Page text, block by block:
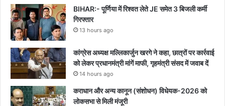
BIHAR:- पूर्णिया में रिश्वत लेते JE समेत 3 बिजली कर्मी
गिरफ्तार
13 hours ago
कांग्रेस अध्यक्ष मल्लिकार्जुन खरगे ने कहा, छात्रों पर कार्रवाई
को लेकर प्रधानमंत्री मांगें माफी, गृहमंत्री संसद में जवाब दें
14 hours ago
कराधान और अन्य कानून (संशोधन) विधेयक-2026 को
लोकसभा से मिली मंजूरी